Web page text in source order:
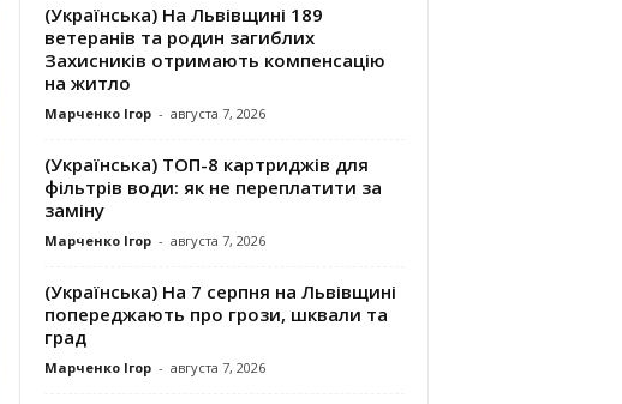
(Українська) На Львівщині 189
ветеранів та родин загиблих
Захисників отримають компенсацію
на житло
Марченко Ігор - августа 7, 2026
(Українська) ТОП-8 картриджів для
фільтрів води: як не переплатити за
заміну
Марченко Ігор - августа 7, 2026
(Українська) На 7 серпня на Львівщині
попереджають про грози, шквали та
град
Марченко Ігор - августа 7, 2026